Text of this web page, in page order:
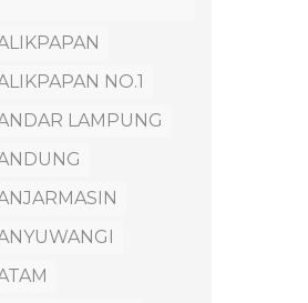
NO.1
LAMPUNG